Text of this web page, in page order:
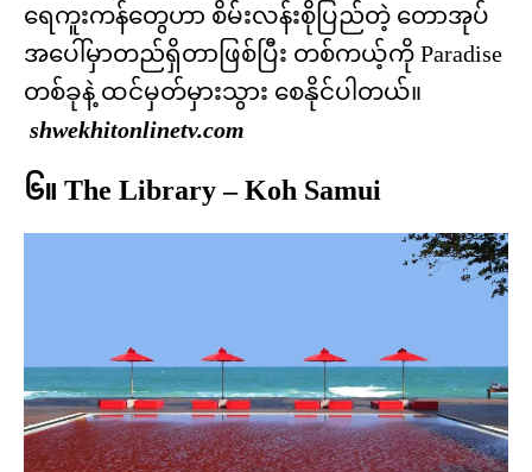
ရေကူးကန်တွေဟာ စိမ်းလန်းစိုပြည်တဲ့ တောအုပ်
အပေါ်မှာတည်ရှိတာဖြစ်ပြီး တစ်ကယ့်ကို Paradise
တစ်ခုနဲ့ ထင်မှတ်မှားသွား စေနိုင်ပါတယ်။
shwekhitonlinetv.com
၆။ The Library – Koh Samui